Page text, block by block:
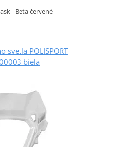
- Beta červené
svetla POLISPORT
biela